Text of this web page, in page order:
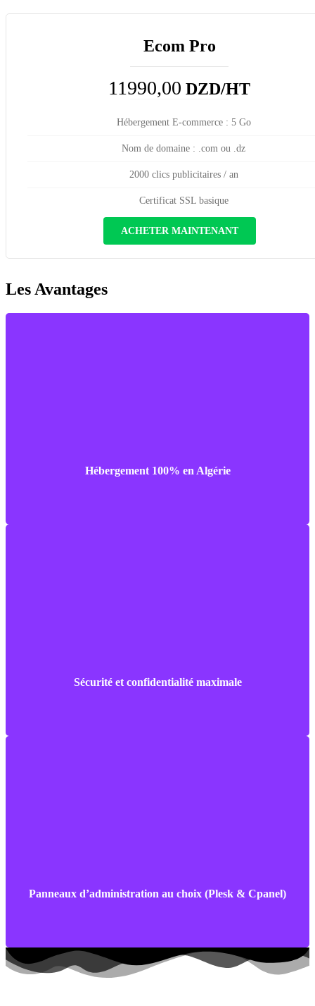
Ecom Pro
11990,00 DZD/HT
Hébergement E-commerce : 5 Go
Nom de domaine : .com ou .dz
2000 clics publicitaires / an
Certificat SSL basique
ACHETER MAINTENANT
LesAvantages
Hébergement 100% en Algérie
Sécurité et confidentialité maximale
Panneaux d’administration au choix (Plesk & Cpanel)